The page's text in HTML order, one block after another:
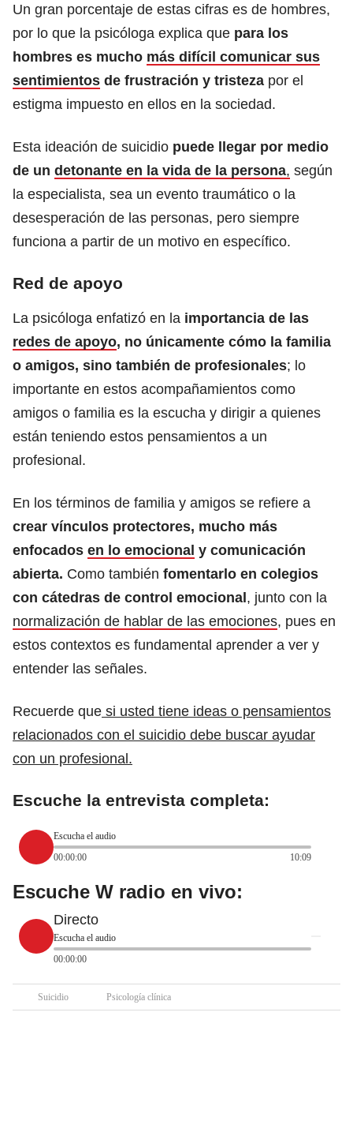
Un gran porcentaje de estas cifras es de hombres,
por lo que la psicóloga explica que para los
hombres es mucho más difícil comunicar sus
sentimientos de frustración y tristeza por el
estigma impuesto en ellos en la sociedad.
Esta ideación de suicidio puede llegar por medio
de un detonante en la vida de la persona, según
la especialista, sea un evento traumático o la
desesperación de las personas, pero siempre
funciona a partir de un motivo en específico.
Red de apoyo
La psicóloga enfatizó en la importancia de las
redes de apoyo, no únicamente cómo la familia
o amigos, sino también de profesionales; lo
importante en estos acompañamientos como
amigos o familia es la escucha y dirigir a quienes
están teniendo estos pensamientos a un
profesional.
En los términos de familia y amigos se refiere a
crear vínculos protectores, mucho más
enfocados en lo emocional y comunicación
abierta. Como también fomentarlo en colegios
con cátedras de control emocional, junto con la
normalización de hablar de las emociones, pues en
estos contextos es fundamental aprender a ver y
entender las señales.
Recuerde que si usted tiene ideas o pensamientos
relacionados con el suicidio debe buscar ayudar
con un profesional.
Escuche la entrevista completa:
Escucha el audio
00:00:00
10:09
Escuche W radio en vivo:
Directo
Escucha el audio
00:00:00
Suicidio Psicología clínica